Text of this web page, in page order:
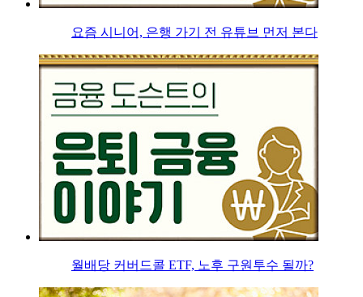
요즘 시니어, 은행 가기 전 유튜브 먼저 본다
월배당 커버드콜 ETF, 노후 구원투수 될까?